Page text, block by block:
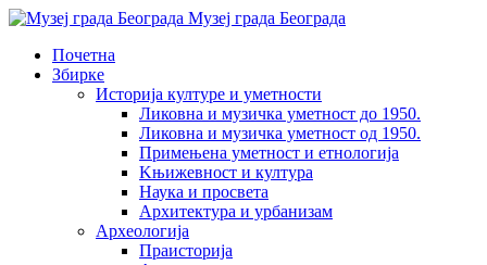
Музеј града Београда
Почетна
Збирке
Историја културе и уметности
Ликовна и музичка уметност до 1950.
Ликовна и музичка уметност од 1950.
Примењена уметност и етнологија
Kњижевност и културa
Наука и просвета
Архитектура и урбанизам
Aрхеологија
Праисторија